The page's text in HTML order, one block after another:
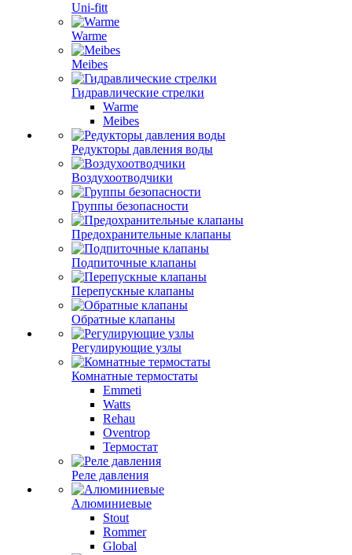
Uni-fitt
Warme
Meibes
Гидравлические стрелки
Warme
Meibes
Редукторы давления воды
Воздухоотводчики
Группы безопасности
Предохранительные клапаны
Подпиточные клапаны
Перепускные клапаны
Обратные клапаны
Регулирующие узлы
Комнатные термостаты
Emmeti
Watts
Rehau
Oventrop
Термостат
Реле давления
Алюминиевые
Stout
Rommer
Global